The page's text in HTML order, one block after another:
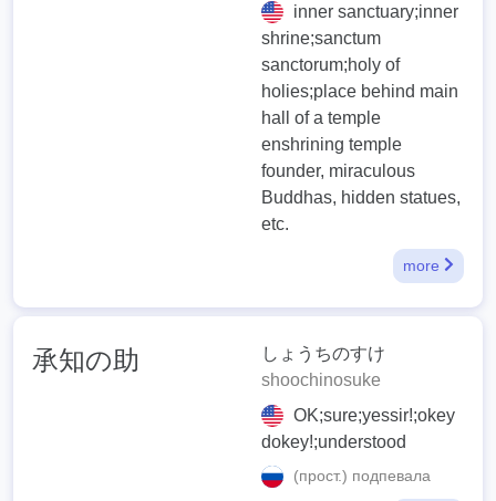
inner sanctuary;inner
shrine;sanctum
sanctorum;holy of
holies;place behind main
hall of a temple
enshrining temple
founder, miraculous
Buddhas, hidden statues,
etc.
more
承知の助
しょうちのすけ
shoochinosuke
OK;sure;yessir!;okey
dokey!;understood
(прост.) подпевала